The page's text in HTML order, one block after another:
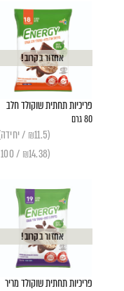
אחזור בקרוב!
פריכיות תחתית שוקולד חלב
80 גרם
(₪11.5 / יחידה)
(₪14.38 / 100 גרם)
אחזור בקרוב!
פריכיות תחתית שוקולד מריר